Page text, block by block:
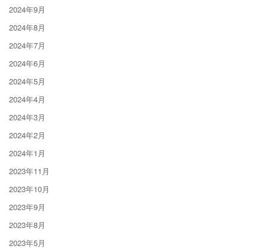
2024年9月
2024年8月
2024年7月
2024年6月
2024年5月
2024年4月
2024年3月
2024年2月
2024年1月
2023年11月
2023年10月
2023年9月
2023年8月
2023年5月